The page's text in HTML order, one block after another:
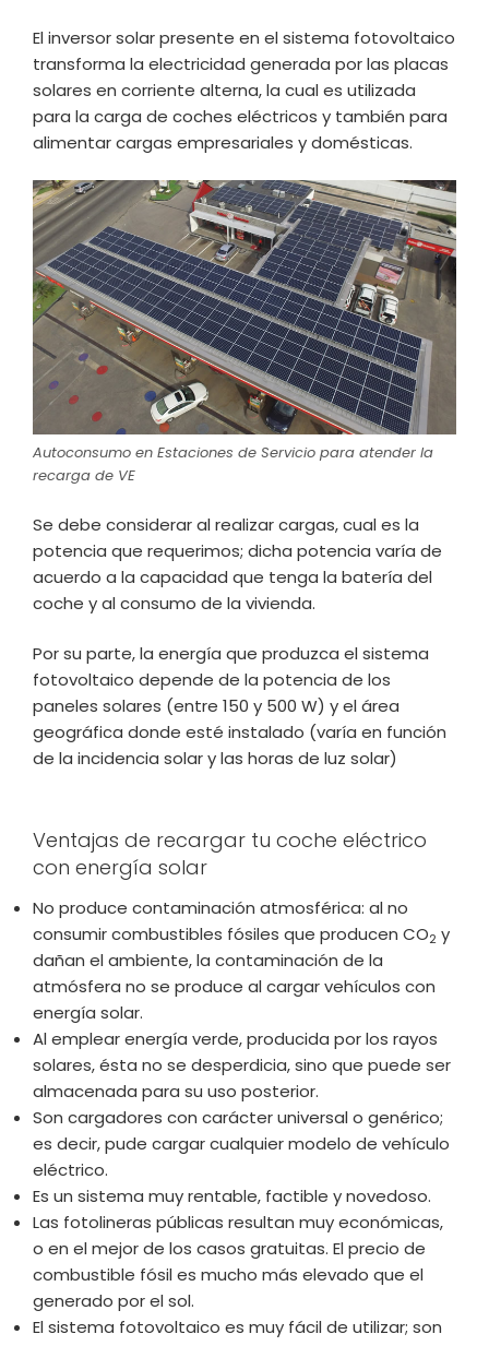
El inversor solar presente en el sistema fotovoltaico
transforma la electricidad generada por las placas
solares en corriente alterna, la cual es utilizada
para la carga de coches eléctricos y también para
alimentar cargas empresariales y domésticas.
Autoconsumo en Estaciones de Servicio para atender la
recarga de VE
Se debe considerar al realizar cargas, cual es la
potencia que requerimos; dicha potencia varía de
acuerdo a la capacidad que tenga la batería del
coche y al consumo de la vivienda.
Por su parte, la energía que produzca el sistema
fotovoltaico depende de la potencia de los
paneles solares (entre 150 y 500 W) y el área
geográfica donde esté instalado (varía en función
de la incidencia solar y las horas de luz solar)
Ventajas de recargar tu coche eléctrico
con energía solar
No produce contaminación atmosférica: al no
consumir combustibles fósiles que producen CO2 y
dañan el ambiente, la contaminación de la
atmósfera no se produce al cargar vehículos con
energía solar.
Al emplear energía verde, producida por los rayos
solares, ésta no se desperdicia, sino que puede ser
almacenada para su uso posterior.
Son cargadores con carácter universal o genérico;
es decir, pude cargar cualquier modelo de vehículo
eléctrico.
Es un sistema muy rentable, factible y novedoso.
Las fotolineras públicas resultan muy económicas,
o en el mejor de los casos gratuitas. El precio de
combustible fósil es mucho más elevado que el
generado por el sol.
El sistema fotovoltaico es muy fácil de utilizar; son